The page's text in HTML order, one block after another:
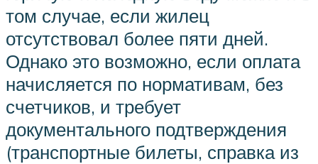
том случае, если жилец
отсутствовал более пяти дней.
Однако это возможно, если оплата
начисляется по нормативам, без
счетчиков, и требует
документального подтверждения
(транспортные билеты, справка из